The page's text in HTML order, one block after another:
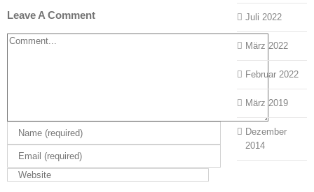
Leave A Comment
Comment
Juli 2022
März 2022
Februar 2022
März 2019
Dezember
2014